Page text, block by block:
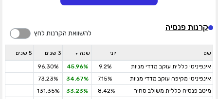
קרנות פנסיה
להשוואת הקרנות לחץ
שם יוני שנה 3 שנים 5 שנים
אינפיניטי כללית עוקב מדדי מניות 9.2%
45.96%
96.30%
אינפיניטי מקיפה עוקב מדדי מניות
7.15%
34.67%
73.23%
מיטב פנסיה כללית משולב סחיר
-8.42%
33.23%
131.35%